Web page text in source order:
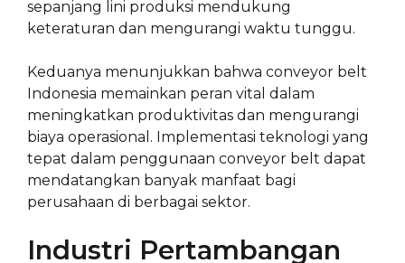
sepanjang lini produksi mendukung
keteraturan dan mengurangi waktu tunggu.
Keduanya menunjukkan bahwa conveyor belt
Indonesia memainkan peran vital dalam
meningkatkan produktivitas dan mengurangi
biaya operasional. Implementasi teknologi yang
tepat dalam penggunaan conveyor belt dapat
mendatangkan banyak manfaat bagi
perusahaan di berbagai sektor.
Industri Pertambangan